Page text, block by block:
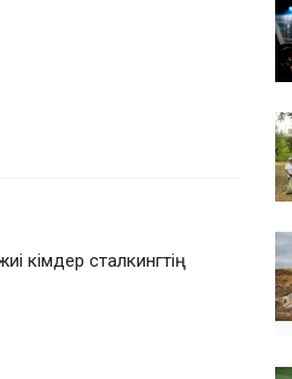
кімдер сталкингтің